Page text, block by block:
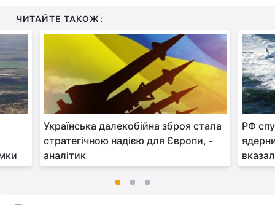
ЧИТАЙТЕ ТАКОЖ:
Українська далекобійна зброя стала
стратегічною надією для Європи, -
аналітик
РФ